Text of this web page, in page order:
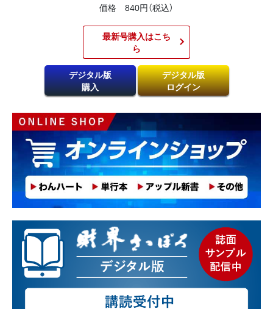
価格 840円（税込）
最新号購入はこち
ら​
デジタル版
購入
デジタル版
ログイン